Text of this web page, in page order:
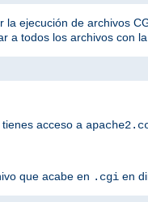
ejecución de archivos
a todos los archivos con
acceso a
que acabe en .cgi en